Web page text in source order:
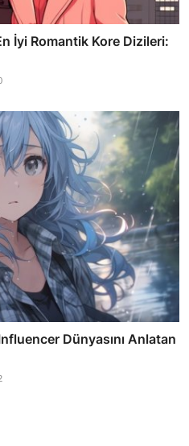
İyi Romantik Kore Dizileri:
Dünyasını Anlatan